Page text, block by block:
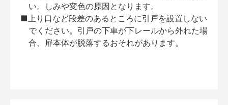
い。しみや変色の原因となります。
■上り口など段差のあるところに引戸を設置しない
でください。引戸の下車が下レールから外れた場
合、扉本体が脱落するおそれがあります。